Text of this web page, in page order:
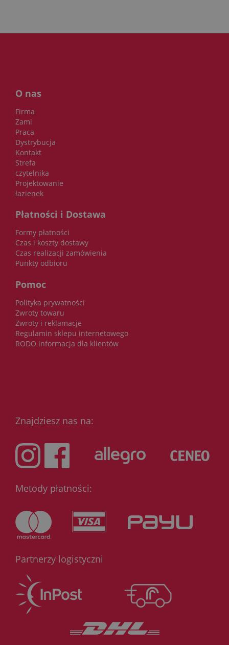
O nas
Firma
Zami
Praca
Dystrybucja
Kontakt
Strefa
czytelnika
Projektowanie
łazienek
Płatności i Dostawa
Formy płatności
Czas i koszty dostawy
Czas realizacji zamówienia
Punkty odbioru
Pomoc
Polityka prywatności
Zwroty towaru
Zwroty i reklamacje
Regulamin sklepu internetowego
RODO informacja dla klientów
Znajdziesz nas na:
Metody płatności:
Partnerzy logistyczni